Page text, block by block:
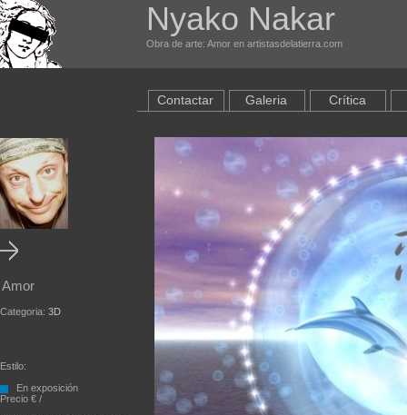
Nyako Nakar
Obra de arte: Amor en artistasdelatierra.com
Amor
Categoria: 3D
Estilo:
En exposición
Precio € /
Contactar Galeria Crítica